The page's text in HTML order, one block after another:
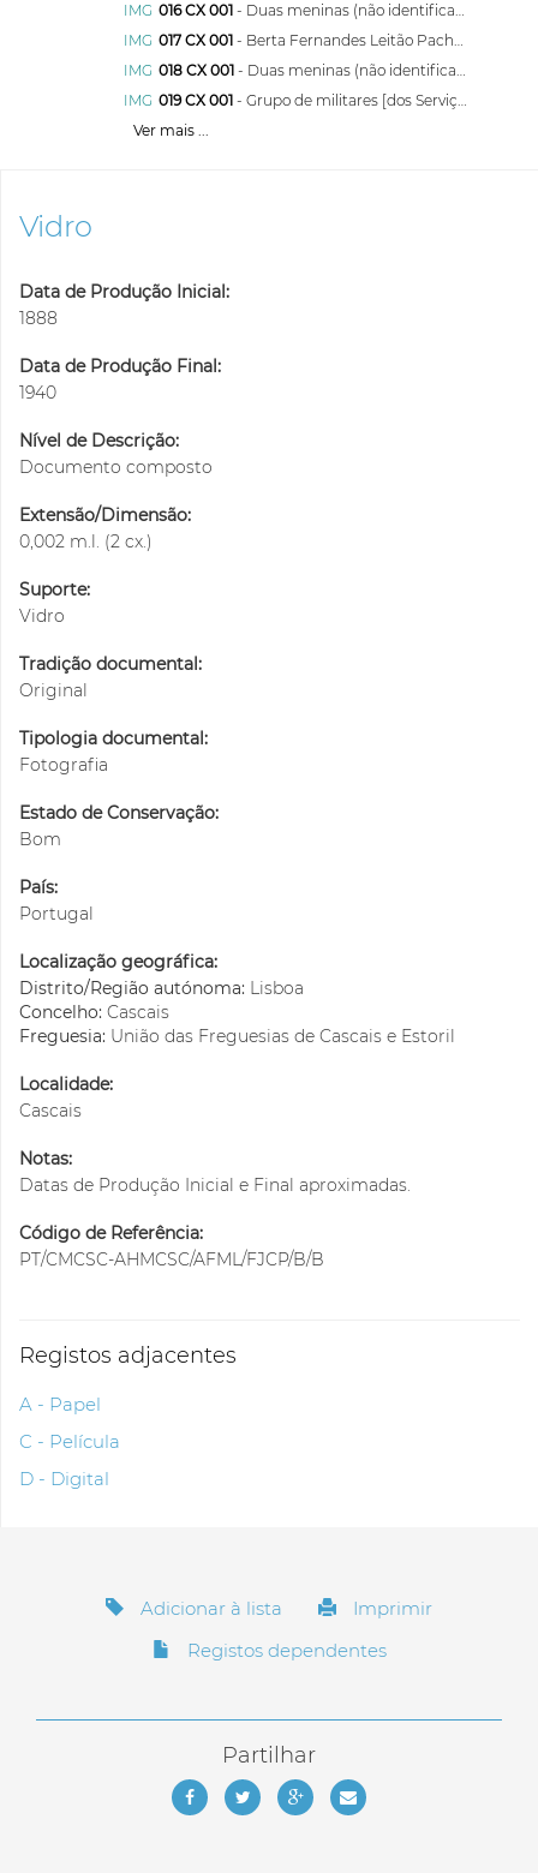
IMG 016 CX 001 - Duas meninas (não identificadas]
IMG 017 CX 001 - Berta Fernandes Leitão Pacheco sentada e desfiando as contas do colar
IMG 018 CX 001 - Duas meninas (não identificadas
IMG 019 CX 001 - Grupo de militares [dos Serviços Gráficos, Seção de Fotografia e Cinematografia, a que pertencia José Coelho Pacheco desde fevereiro de 1921 - Posto de Telegrafia em campanha]
Ver mais ...
Vidro
Data de Produção Inicial:
1888
Data de Produção Final:
1940
Nível de Descrição:
Documento composto
Extensão/Dimensão:
0,002 m.l. (2 cx.)
Suporte:
Vidro
Tradição documental:
Original
Tipologia documental:
Fotografia
Estado de Conservação:
Bom
País:
Portugal
Localização geográfica:
Distrito/Região autónoma: Lisboa
Concelho: Cascais
Freguesia: União das Freguesias de Cascais e Estoril
Localidade:
Cascais
Notas:
Datas de Produção Inicial e Final aproximadas.
Código de Referência:
PT/CMCSC-AHMCSC/AFML/FJCP/B/B
Registos adjacentes
A - Papel
C - Película
D - Digital
Adicionar à lista
Imprimir
Registos dependentes
Partilhar